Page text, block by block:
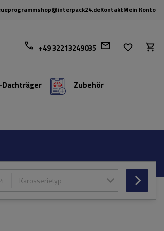
shop@interpack24.deKontaktMein Konto
+49 32213249035
Zubehör
4 Karosserietyp